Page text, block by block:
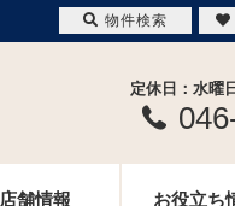
定休日：水
店舗情報 お役立ち
物件検索